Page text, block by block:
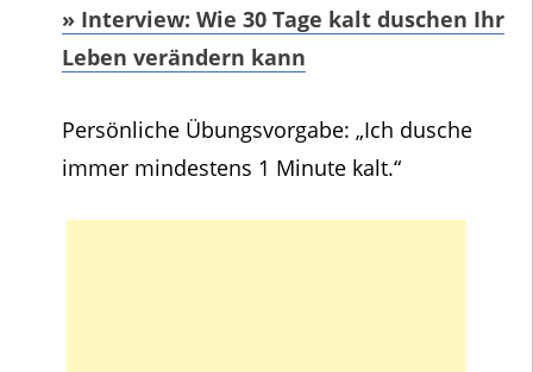
» Interview: Wie 30 Tage kalt duschen Ihr
Leben verändern kann
Persönliche Übungsvorgabe: „Ich dusche
immer mindestens 1 Minute kalt.“